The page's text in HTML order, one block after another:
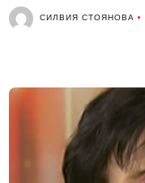
СИЛВИЯ СТОЯНОВА